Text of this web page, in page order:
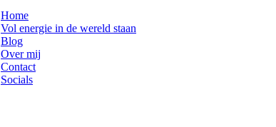
Home
Vol energie in de wereld staan
Blog
Over mij
Contact
Socials